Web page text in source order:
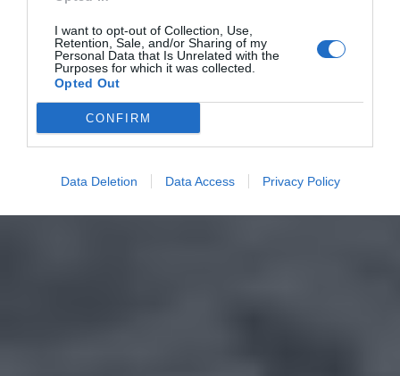
I want to opt-out of Collection, Use,
Retention, Sale, and/or Sharing of my
Personal Data that Is Unrelated with the
Purposes for which it was collected.
Opted Out
CONFIRM
Data Deletion Data Access Privacy Policy